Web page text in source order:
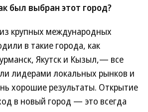
был выбран этот город?
крупных международных
в такие города, как
Якутск и Кызыл,— все
лидерами локальных рынков и
хорошие результаты. Открытие
в новый город — это всегда